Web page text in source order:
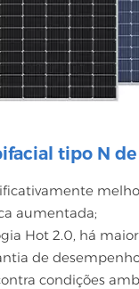
tipo N
aumentada;
Hot 2.0, há
de
condições